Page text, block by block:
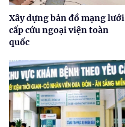
Xây dựng bản đồ mạng lưới
cấp cứu ngoại viện toàn
quốc